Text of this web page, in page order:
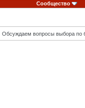
Сообщество
Обсуждаем вопросы выбора по